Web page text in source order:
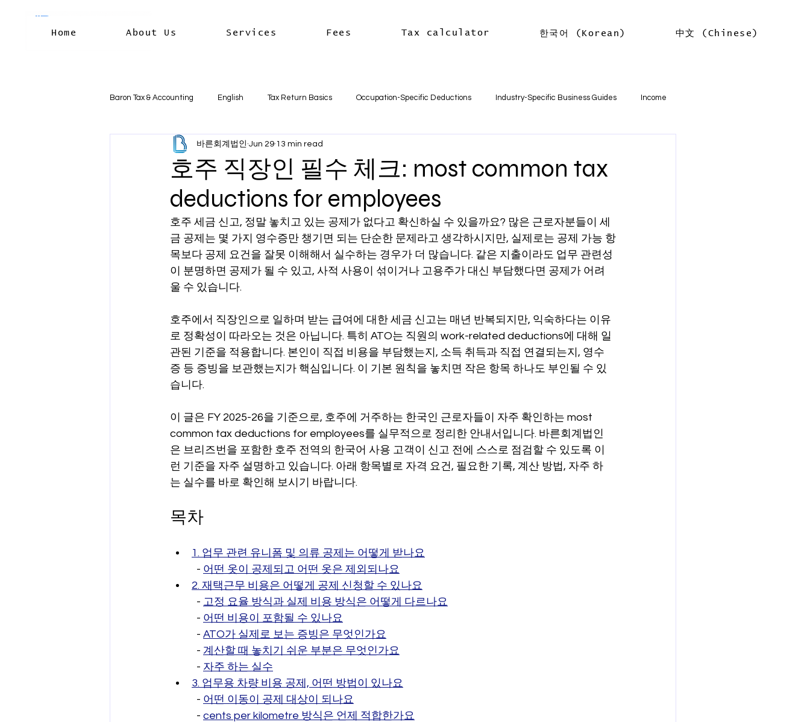
Home About Us Services Fees Tax calculator 한국어 (Korean) 中文 (Chinese)
Log In
Baron Tax & Accounting English Tax Return Basics Occupation-Specific Deductions Industry-Specific Business Guides Income
Rental income Capital Gains Deductions
Residency & International Tax Business Basics Business Structures & Setup
Business Deductions & Expenses Payroll & Employees Superannuation 한국어 세금신고 기본 소득 임대차 소득
공제 차량 및 출장비 공제
직업별 공제 가이드
호주 직장인 필수 체크: most common tax
deductions for employees
바른회계법인 Jun 29 13 min read
호주 세금 신고, 정말 놓치고 있는 공제가 없다고 확신하실 수 있을까요? 많은 근로자분들이 세
금 공제는 몇 가지 영수증만 챙기면 되는 단순한 문제라고 생각하시지만, 실제로는 공제 가능 항
목보다 공제 요건을 잘못 이해해서 실수하는 경우가 더 많습니다. 같은 지출이라도 업무 관련성
이 분명하면 공제가 될 수 있고, 사적 사용이 섞이거나 고용주가 대신 부담했다면 공제가 어려
울 수 있습니다.
호주에서 직장인으로 일하며 받는 급여에 대한 세금 신고는 매년 반복되지만, 익숙하다는 이유
로 정확성이 따라오는 것은 아닙니다. 특히 ATO는 직원의 work-related deductions에 대해 일
관된 기준을 적용합니다. 본인이 직접 비용을 부담했는지, 소득 취득과 직접 연결되는지, 영수
증 등 증빙을 보관했는지가 핵심입니다. 이 기본 원칙을 놓치면 작은 항목 하나도 부인될 수 있
습니다.
이 글은 FY 2025-26을 기준으로, 호주에 거주하는 한국인 근로자들이 자주 확인하는 most
common tax deductions for employees를 실무적으로 정리한 안내서입니다. 바른회계법인
은 브리즈번을 포함한 호주 전역의 한국어 사용 고객이 신고 전에 스스로 점검할 수 있도록 이
런 기준을 자주 설명하고 있습니다. 아래 항목별로 자격 요건, 필요한 기록, 계산 방법, 자주 하
는 실수를 바로 확인해 보시기 바랍니다.
목차
1. 업무 관련 유니폼 및 의류 공제는 어떻게 받나요
  -
어떤 옷이 공제되고 어떤 옷은 제외되나요
2. 재택근무 비용은 어떻게 공제 신청할 수 있나요
  -
고정 요율 방식과 실제 비용 방식은 어떻게 다르나요
  -
어떤 비용이 포함될 수 있나요
  -
ATO가 실제로 보는 증빙은 무엇인가요
  -
계산할 때 놓치기 쉬운 부분은 무엇인가요
  -
자주 하는 실수
3. 업무용 차량 비용 공제, 어떤 방법이 있나요
  -
어떤 이동이 공제 대상이 되나요
  -
cents per kilometre 방식은 언제 적합한가요